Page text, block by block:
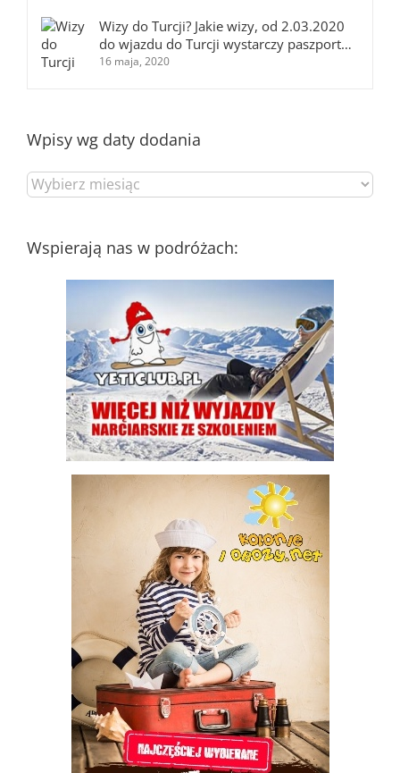
Wizy do Turcji? Jakie wizy, od 2.03.2020
do wjazdu do Turcji wystarczy paszport…
16 maja, 2020
Wpisy wg daty dodania
Wpisy
wg
Wspierają nas w podróżach: